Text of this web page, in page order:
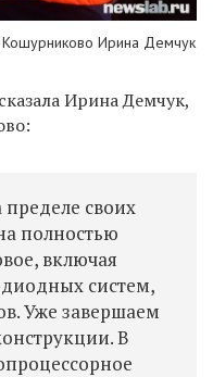
Кошурниково Ирина Демчук
Ирина Демчук,
пределе своих
полностью
включая
систем,
Уже завершаем
В